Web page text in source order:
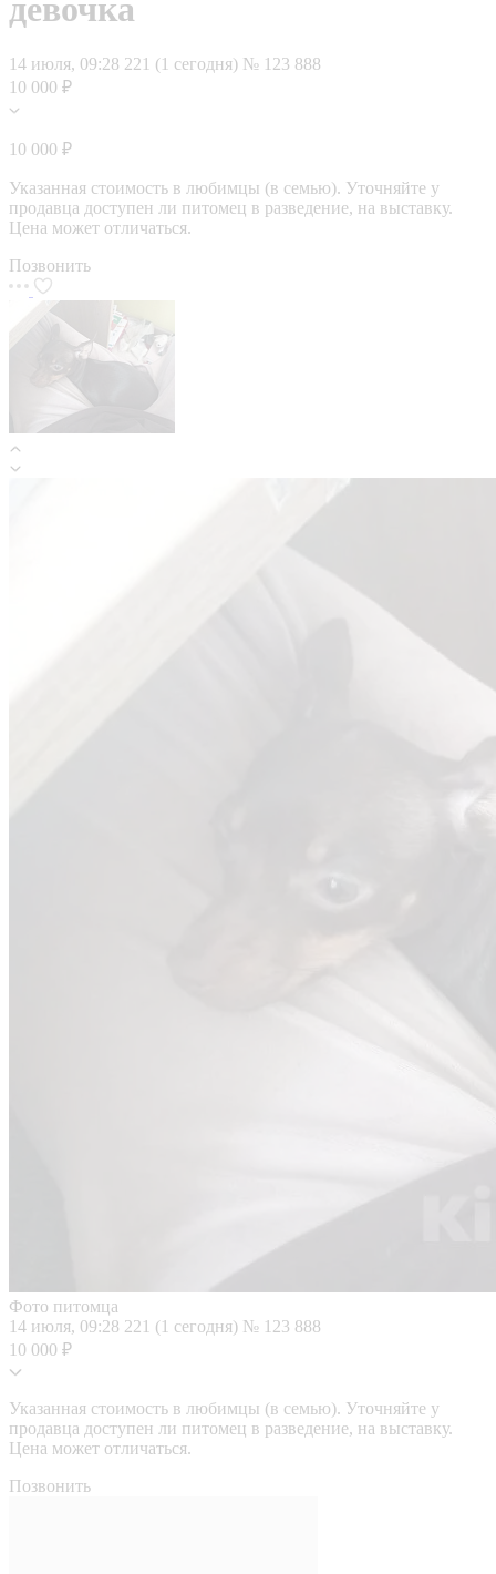
девочка
14 июля, 09:28 221 (1 сегодня) № 123 888
10 000 ₽
10 000 ₽
Указанная стоимость в любимцы (в семью). Уточняйте у
продавца доступен ли питомец в разведение, на выставку.
Цена может отличаться.
Позвонить
Фото питомца
14 июля, 09:28 221 (1 сегодня) № 123 888
10 000 ₽
Указанная стоимость в любимцы (в семью). Уточняйте у
продавца доступен ли питомец в разведение, на выставку.
Цена может отличаться.
Позвонить